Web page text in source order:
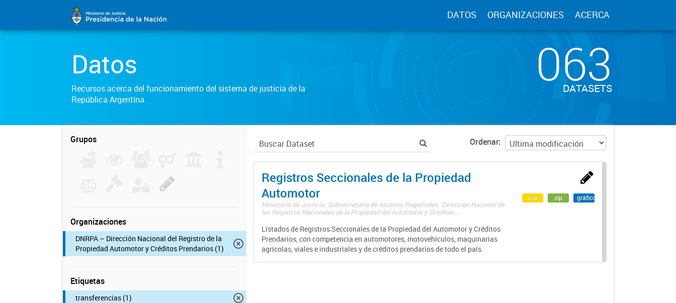
DATOS ORGANIZACIONES ACERCA
Datos
Recursos acerca del funcionamiento del sistema de justicia de la
República Argentina.
063
DATASETS
Grupos
Organizaciones
DNRPA – Dirección Nacional del Registro de la
Propiedad Automotor y Créditos Prendarios (1)
Etiquetas
transferencias (1)
Ordenar
Registros Seccionales de la Propiedad
Automotor
Ministerio de Justicia. Subsecretaría de Asuntos Registrales. Dirección Nacional de
los Registros Nacionales de la Propiedad del Automotor y Créditos ...
Listados de Registros Seccionales de la Propiedad del Automotor y Créditos
Prendarios, con competencia en automotores, motovehículos, maquinarias
agrícolas, viales e industriales y de créditos prendarios de todo el país.
csv zip gráfico